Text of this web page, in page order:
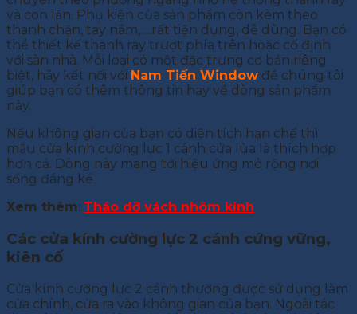
và con lăn. Phụ kiện của sản phẩm còn kèm theo
thanh chặn, tay nắm,….rất tiện dụng, dễ dùng. Bạn có
thể thiết kế thanh ray trượt phía trên hoặc cố định
với sàn nhà. Mỗi loại có một đặc trưng cơ bản riêng
biệt, hãy kết nối với Nam Tiến Window để chúng tôi
giúp bạn có thêm thông tin hay về dòng sản phẩm
này.
Nếu không gian của bạn có diện tích hạn chế thì
mẫu cửa kính cường lực 1 cánh cửa lùa là thích hợp
hơn cả. Dòng này mang tới hiệu ứng mở rộng nơi
sống đáng kể.
Xem thêm: Tháo dỡ vách nhôm kính
Các cửa kính cường lực 2 cánh cứng vững,
kiên cố
Cửa kính cường lực 2 cánh thường được sử dụng làm
cửa chính, cửa ra vào không gian của bạn. Ngoài tác